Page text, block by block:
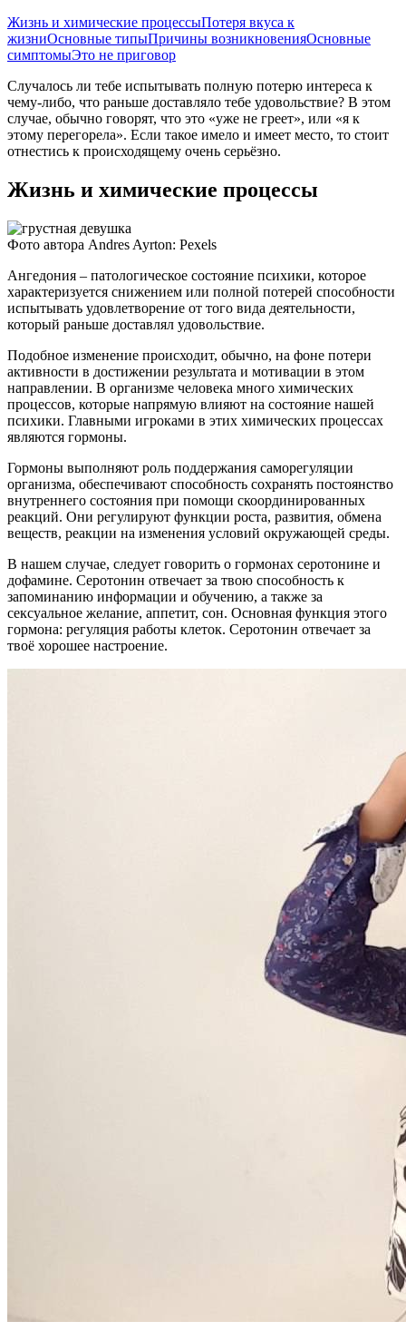
Жизнь и химические процессыПотеря вкуса к
жизниОсновные типыПричины возникновенияОсновные
симптомыЭто не приговор
Случалось ли тебе испытывать полную потерю интереса к
чему-либо, что раньше доставляло тебе удовольствие? В этом
случае, обычно говорят, что это «уже не греет», или «я к
этому перегорела». Если такое имело и имеет место, то стоит
отнестись к происходящему очень серьёзно.
Жизнь и химические процессы
Фото автора Andres Ayrton: Pexels
Ангедония – патологическое состояние психики, которое
характеризуется снижением или полной потерей способности
испытывать удовлетворение от того вида деятельности,
который раньше доставлял удовольствие.
Подобное изменение происходит, обычно, на фоне потери
активности в достижении результата и мотивации в этом
направлении. В организме человека много химических
процессов, которые напрямую влияют на состояние нашей
психики. Главными игроками в этих химических процессах
являются гормоны.
Гормоны выполняют роль поддержания саморегуляции
организма, обеспечивают способность сохранять постоянство
внутреннего состояния при помощи скоординированных
реакций. Они регулируют функции роста, развития, обмена
веществ, реакции на изменения условий окружающей среды.
В нашем случае, следует говорить о гормонах серотонине и
дофамине. Серотонин отвечает за твою способность к
запоминанию информации и обучению, а также за
сексуальное желание, аппетит, сон. Основная функция этого
гормона: регуляция работы клеток. Серотонин отвечает за
твоё хорошее настроение.